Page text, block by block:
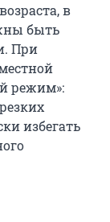
в
быть
При
режим»:
избегать